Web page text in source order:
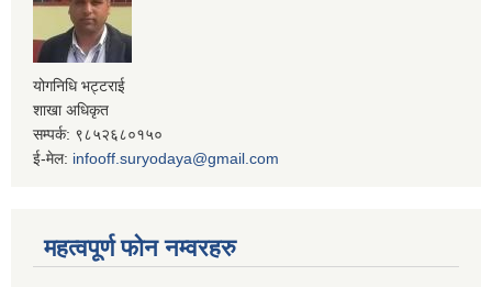
योगनिधि भट्टराई
शाखा अधिकृत
सम्पर्क: ९८५२६८०१५०
ई-मेल: infooff.suryodaya@gmail.com
महत्वपूर्ण फोन नम्वरहरु